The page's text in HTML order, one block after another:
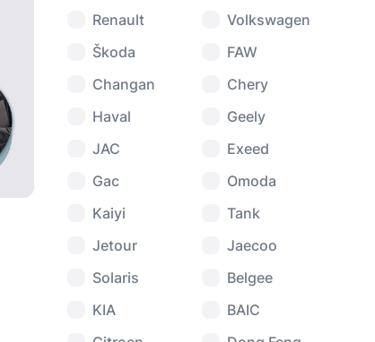
Renault
Volkswagen
Škoda
FAW
Changan
Chery
Haval
Geely
JAC
Exeed
Gac
Omoda
Kaiyi
Tank
Jetour
Jaecoo
Solaris
Belgee
KIA
BAIC